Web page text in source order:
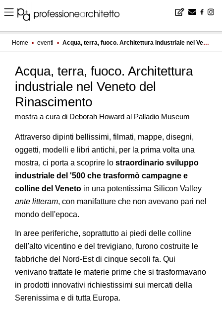
Home ▪ eventi ▪ Acqua, terra, fuoco. Architettura industriale nel Veneto del Rinascimento
Acqua, terra, fuoco. Architettura
industriale nel Veneto del
Rinascimento
mostra a cura di Deborah Howard al Palladio Museum
Attraverso dipinti bellissimi, filmati, mappe, disegni,
oggetti, modelli e libri antichi, per la prima volta una
mostra, ci porta a scoprire lo straordinario sviluppo
industriale del '500 che trasformò campagne e
colline del Veneto in una potentissima Silicon Valley
ante litteram, con manifatture che non avevano pari nel
mondo dell'epoca.
In aree periferiche, soprattutto ai piedi delle colline
dell'alto vicentino e del trevigiano, furono costruite le
fabbriche del Nord-Est di cinque secoli fa. Qui
venivano trattate le materie prime che si trasformavano
in prodotti innovativi richiestissimi sui mercati della
Serenissima e di tutta Europa.